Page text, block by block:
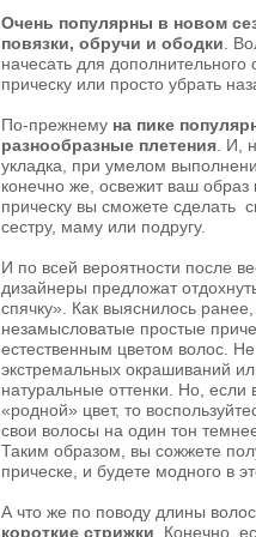
Очень популярны в новом
повязки, обручи и ободки.
начесать для
прическу или просто убрать
По-прежнему на пике
разнообразные плетения. И,
укладка, при умелом
конечно же, освежит ваш
прическу вы сможете сделать
сестру, маму или подругу.
И по всей вероятности после
дизайнеры предложат
спячку». Как выяснилось
незамысловатые простые
естественным цветом волос.
экстремальных окрашиваний
натуральные оттенки. Но, если
«родной» цвет, то
свои волосы на один тон
Таким образом, вы сожжете
прическе, и будете модного в
А что же по поводу длины
короткие стрижки . Конечно,